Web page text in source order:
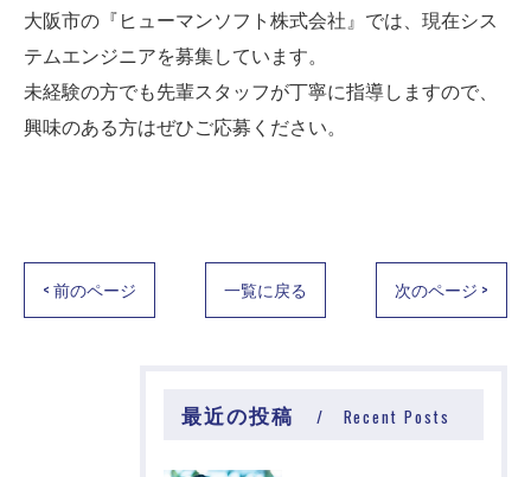
大阪市の『ヒューマンソフト株式会社』では、現在シス
テムエンジニアを募集しています。
未経験の方でも先輩スタッフが丁寧に指導しますので、
興味のある方はぜひご応募ください。
< 前のページ 一覧に戻る 次のページ >
最近の投稿 Recent Posts